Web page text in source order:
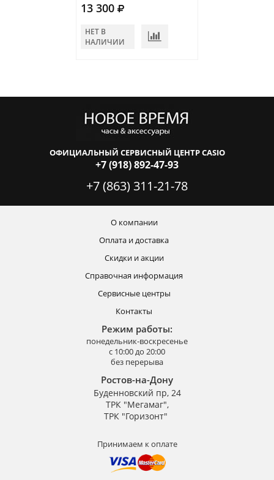
13 300
НЕТ В
НАЛИЧИИ
ОФИЦИАЛЬНЫЙ СЕРВИСНЫЙ ЦЕНТР CASIO
+7 (918) 892-47-93
+7 (863) 311-21-78
О компании
Оплата и доставка
Скидки и акции
Справочная информация
Сервисные центры
Контакты
Режим работы:
понедельник-воскресенье
с 10:00 до 20:00
без перерыва
Ростов-на-Дону
Буденновский пр, 24
ТРК "Мегамаг",
ТРК "Горизонт"
Принимаем к оплате